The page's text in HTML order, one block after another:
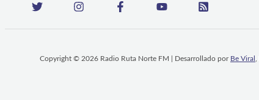
Copyright © 2026 Radio Ruta Norte FM | Desarrollado por Be Viral